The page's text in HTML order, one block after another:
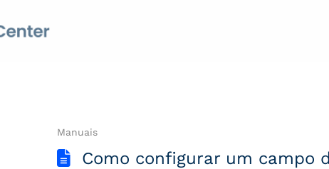
Manuais
Como configurar um campo